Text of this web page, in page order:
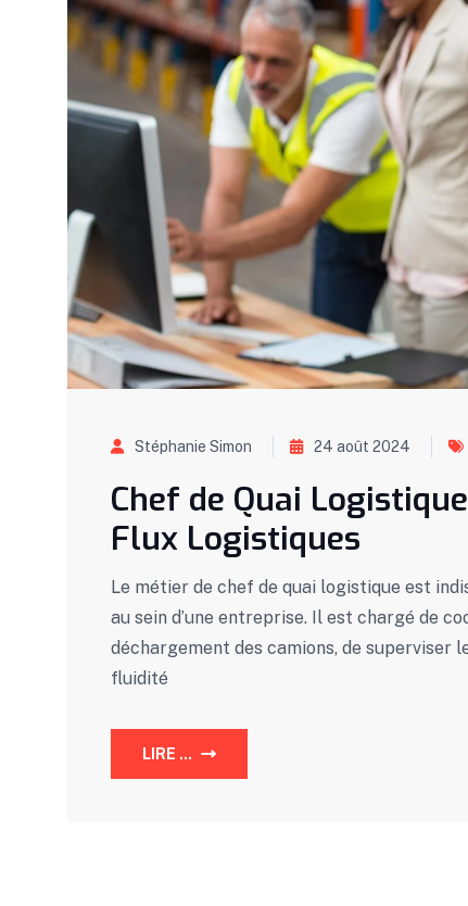
Stéphanie Simon 24 août 2024
Chef de Quai
Flux Logistiques
Le métier de chef de quai logistique est
au sein d’une entreprise. Il est chargé de
déchargement des camions, de superviser
fluidité
LIRE ...